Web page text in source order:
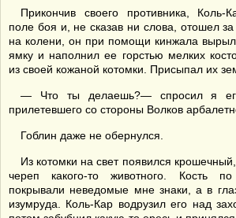
Прикончив своего противника, Коль-
поле боя и, не сказав ни слова, отошел
на колени, он при помощи кинжала
ямку и наполнил ее горстью мелких
из своей кожаной котомки. Присыпал их
— Что ты делаешь?— спросил я
прилетевшего со стороны Волков
Гоблин даже не обернулся.
Из котомки на свет появился
череп какого-то животного. Кость
покрывали неведомые мне знаки, а в
изумруда. Коль-Кар водрузил его над